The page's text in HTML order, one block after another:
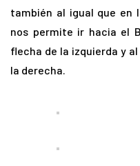
también al igual que en
nos permite ir hacia el
flecha de la izquierda y
la derecha.